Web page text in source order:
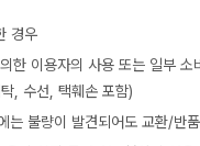
경우
한 이용자의 사용 또는 일부
, 수선, 택훼손 포함)
는 불량이 발견되어도 교환/반